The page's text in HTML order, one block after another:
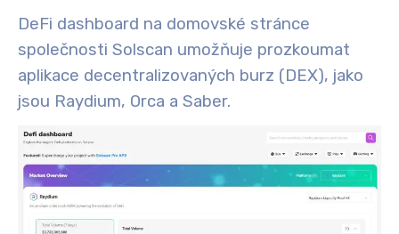
DeFi dashboard na domovské stránce
společnosti Solscan umožňuje prozkoumat
aplikace decentralizovaných burz (DEX), jako
jsou Raydium, Orca a Saber.